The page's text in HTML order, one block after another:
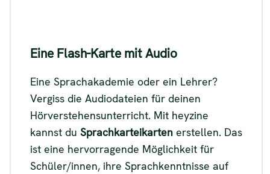
Eine Flash-Karte mit Audio
Eine Sprachakademie oder ein Lehrer?
Vergiss die Audiodateien für deinen
Hörverstehensunterricht. Mit heyzine
kannst du Sprachkarteikarten erstellen. Das
ist eine hervorragende Möglichkeit für
Schüler/innen, ihre Sprachkenntnisse auf